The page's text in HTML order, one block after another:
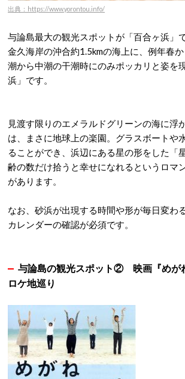
出典：https://www.yorontou.info/
与論島最大の観光スポットが「百合ヶ浜」
金久海岸の沖合約1.5kmの海上に、例年春
潮から中潮の干潮時にのみポッカリと姿を
浜」です。
見渡す限りのエメラルドグリーンの海に浮
は、まさに地球上の楽園。グラスボートや
ることができ、浜辺にある星の形をした「
齢の数だけ拾うと幸せになれるというロマ
があります。
なお、砂浜が出現する時間や形が毎日変わ
カレンダーの確認が必須です。
与論島の観光スポット② 映画『めが
ロケ地巡り